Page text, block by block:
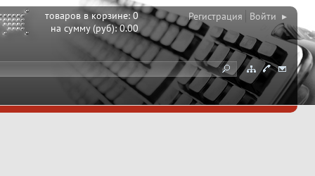
товаров в корзине:0
на сумму (руб):0.00
Регистрация Войти ▸